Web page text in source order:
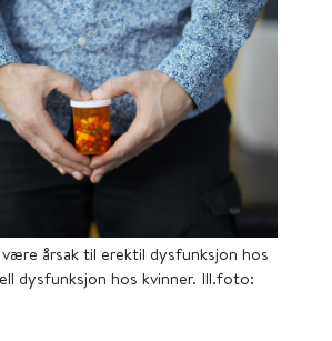
årsak til erektil dysfunksjon hos
dysfunksjon hos kvinner. Ill.foto: